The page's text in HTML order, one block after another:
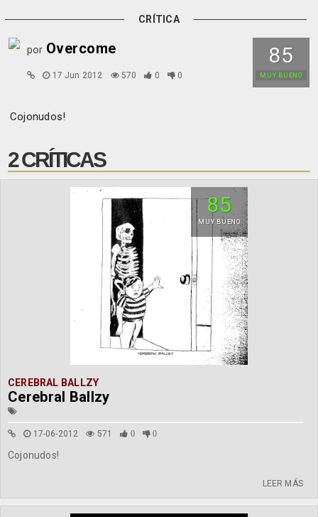
CRÍTICA
85
MUY BUENO
por Overcome
17 Jun 2012 570 0 0
Cojonudos!
2 CRÍTICAS
85
MUY BUENO
CEREBRAL BALLZY
Cerebral Ballzy
17-06-2012 571 0 0
Cojonudos!
LEER MÁS